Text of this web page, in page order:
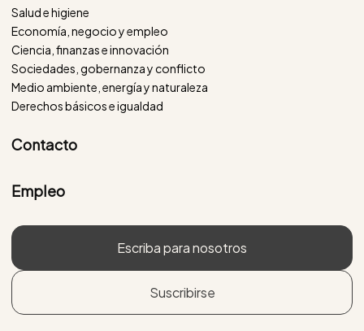
Salud e higiene
Economía, negocio y empleo
Ciencia, finanzas e innovación
Sociedades, gobernanza y conflicto
Medio ambiente, energía y naturaleza
Derechos básicos e igualdad
Contacto
Empleo
Escriba para nosotros
Suscribirse